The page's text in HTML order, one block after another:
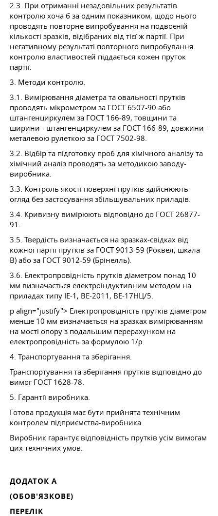
2.3. При отриманні незадовільних результатів
контролю хоча б за одним показником, щодо нього
проводять повторне випробування на подвоєній
кількості зразків, відібраних від тієї ж партії. При
негативному результаті повторного випробування
контролю властивостей піддається кожен пруток
партії.
3. Методи контролю.
3.1. Вимірювання діаметра та овальності прутків
проводять мікрометром за ГОСТ 6507-90 або
штангенциркулем за ГОСТ 166-89, товщини та
ширини - штангенциркулем за ГОСТ 166-89, довжини -
металевою рулеткою за ГОСТ 7502-98.
3.2. Відбір та підготовку проб для хімічного аналізу та
хімічний аналіз проводять за методикою заводу-
виробника.
3.3. Контроль якості поверхні прутків здійснюють
огляд без застосування збільшувальних приладів.
3.4. Кривизну вимірюють відповідно до ГОСТ 26877-
91.
3.5. Твердість визначається на зразках-свідках від
кожної партії прутків за ГОСТ 9013-59 (Роквел, шкала
В) або за ГОСТ 9012-59 (Брінелль).
3.6. Електропровідність прутків діаметром понад 10
мм визначається електроіндуктивним методом на
приладах типу ІЕ-1, ВЕ-2011, ВЕ-17НЦ/5.
p align="justify"> Електропровідність прутків діаметром
менше 10 мм визначається на зразках вимірюванням
на мості опору з подальшим перерахунком на
електропровідність за формулою 1/ρ.
4. Транспортування та зберігання.
Транспортування та зберігання прутків відповідно до
вимог ГОСТ 1628-78.
5. Гарантії виробника.
Готова продукція має бути прийнята технічним
контролем підприємства-виробника.
Виробник гарантує відповідність прутків усім вимогам
цих технічних умов.
ДОДАТОК А
(ОБОВ'ЯЗКОВЕ)
ПЕРЕЛІК